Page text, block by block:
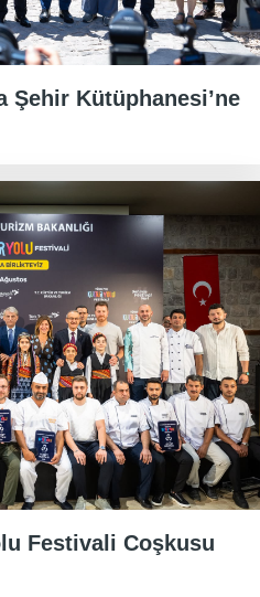
Şehir Kütüphanesi’ne
Festivali Coşkusu